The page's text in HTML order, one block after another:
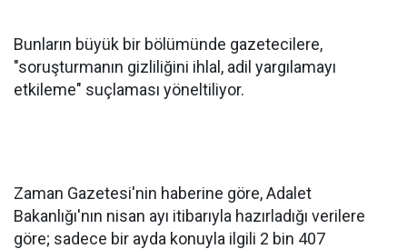
Bunların büyük bir bölümünde gazetecilere,
"soruşturmanın gizliliğini ihlal, adil yargılamayı
etkileme" suçlaması yöneltiliyor.
Zaman Gazetesi'nin haberine göre, Adalet
Bakanlığı'nın nisan ayı itibarıyla hazırladığı verilere
göre; sadece bir ayda konuyla ilgili 2 bin 407